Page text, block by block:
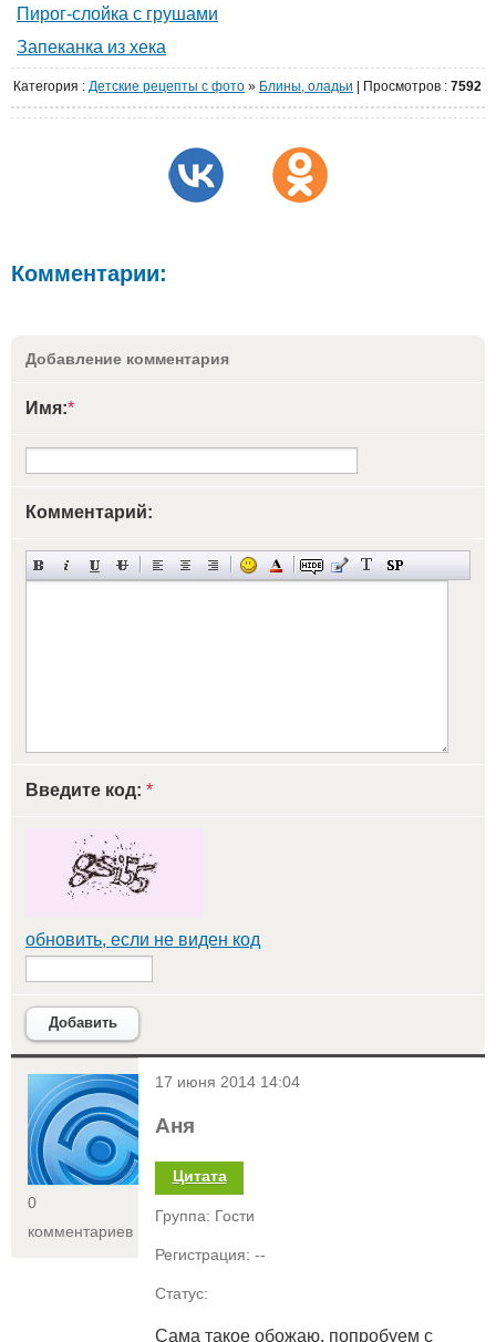
Пирог-слойка с грушами
Запеканка из хека
Категория : Детские рецепты с фото » Блины, оладьи Просмотров : 7592
Комментарии:
Добавление комментария
Имя:*
Комментарий:
Введите код: *
обновить, если не виден код
Добавить
<
0
комментариев
17 июня 2014 14:04
Аня
Цитата
Группа: Гости
Регистрация: --
Статус:
Сама такое обожаю, попробуем с